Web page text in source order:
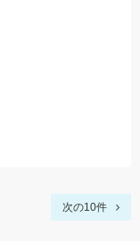
次の10件